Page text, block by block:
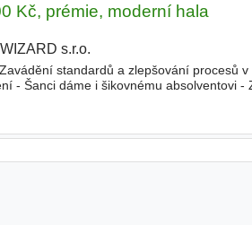
Kč, prémie, moderní hala
s.r.o.
standardů a zlepšování procesů
- Šanci dáme i šikovnému absolventovi -